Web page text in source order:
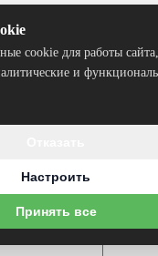
почты лица,
покупателей о
о защите
74 27 77 ,
улица Дёмина, 35Б
сайта только с
cookie для работы
и
Настроить
Принять все